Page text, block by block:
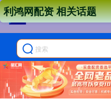
利鸿网配资 相关话题